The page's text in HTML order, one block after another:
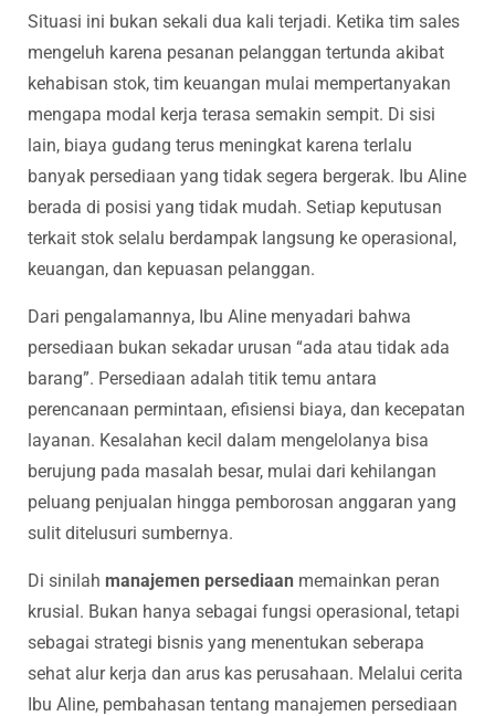
Situasi ini bukan sekali dua kali terjadi. Ketika tim sales
mengeluh karena pesanan pelanggan tertunda akibat
kehabisan stok, tim keuangan mulai mempertanyakan
mengapa modal kerja terasa semakin sempit. Di sisi
lain, biaya gudang terus meningkat karena terlalu
banyak persediaan yang tidak segera bergerak. Ibu Aline
berada di posisi yang tidak mudah. Setiap keputusan
terkait stok selalu berdampak langsung ke operasional,
keuangan, dan kepuasan pelanggan.
Dari pengalamannya, Ibu Aline menyadari bahwa
persediaan bukan sekadar urusan “ada atau tidak ada
barang”. Persediaan adalah titik temu antara
perencanaan permintaan, efisiensi biaya, dan kecepatan
layanan. Kesalahan kecil dalam mengelolanya bisa
berujung pada masalah besar, mulai dari kehilangan
peluang penjualan hingga pemborosan anggaran yang
sulit ditelusuri sumbernya.
Di sinilah manajemen persediaan memainkan peran
krusial. Bukan hanya sebagai fungsi operasional, tetapi
sebagai strategi bisnis yang menentukan seberapa
sehat alur kerja dan arus kas perusahaan. Melalui cerita
Ibu Aline, pembahasan tentang manajemen persediaan